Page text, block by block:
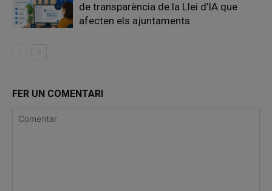
de transparència de la Llei d’IA que
afecten els ajuntaments
FER UN COMENTARI